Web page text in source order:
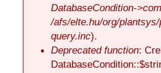
DatabaseCondition-
/afs/elte.hu/org/
query.inc).
Deprecated function: